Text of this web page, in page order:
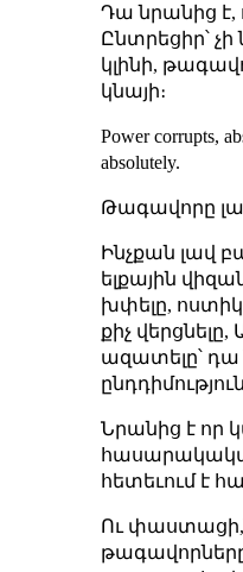
Դա նրանից է,
Ընտրեցիր՝ չի
կլինի,
կնայի։
Power corrupts,
absolutely.
Թագավորը
Ինչքան լավ
ելքային
խփելը,
քիչ
ազատելը՝ դա
Նրանից է որ
հետեւում է
Ու
թագավորները